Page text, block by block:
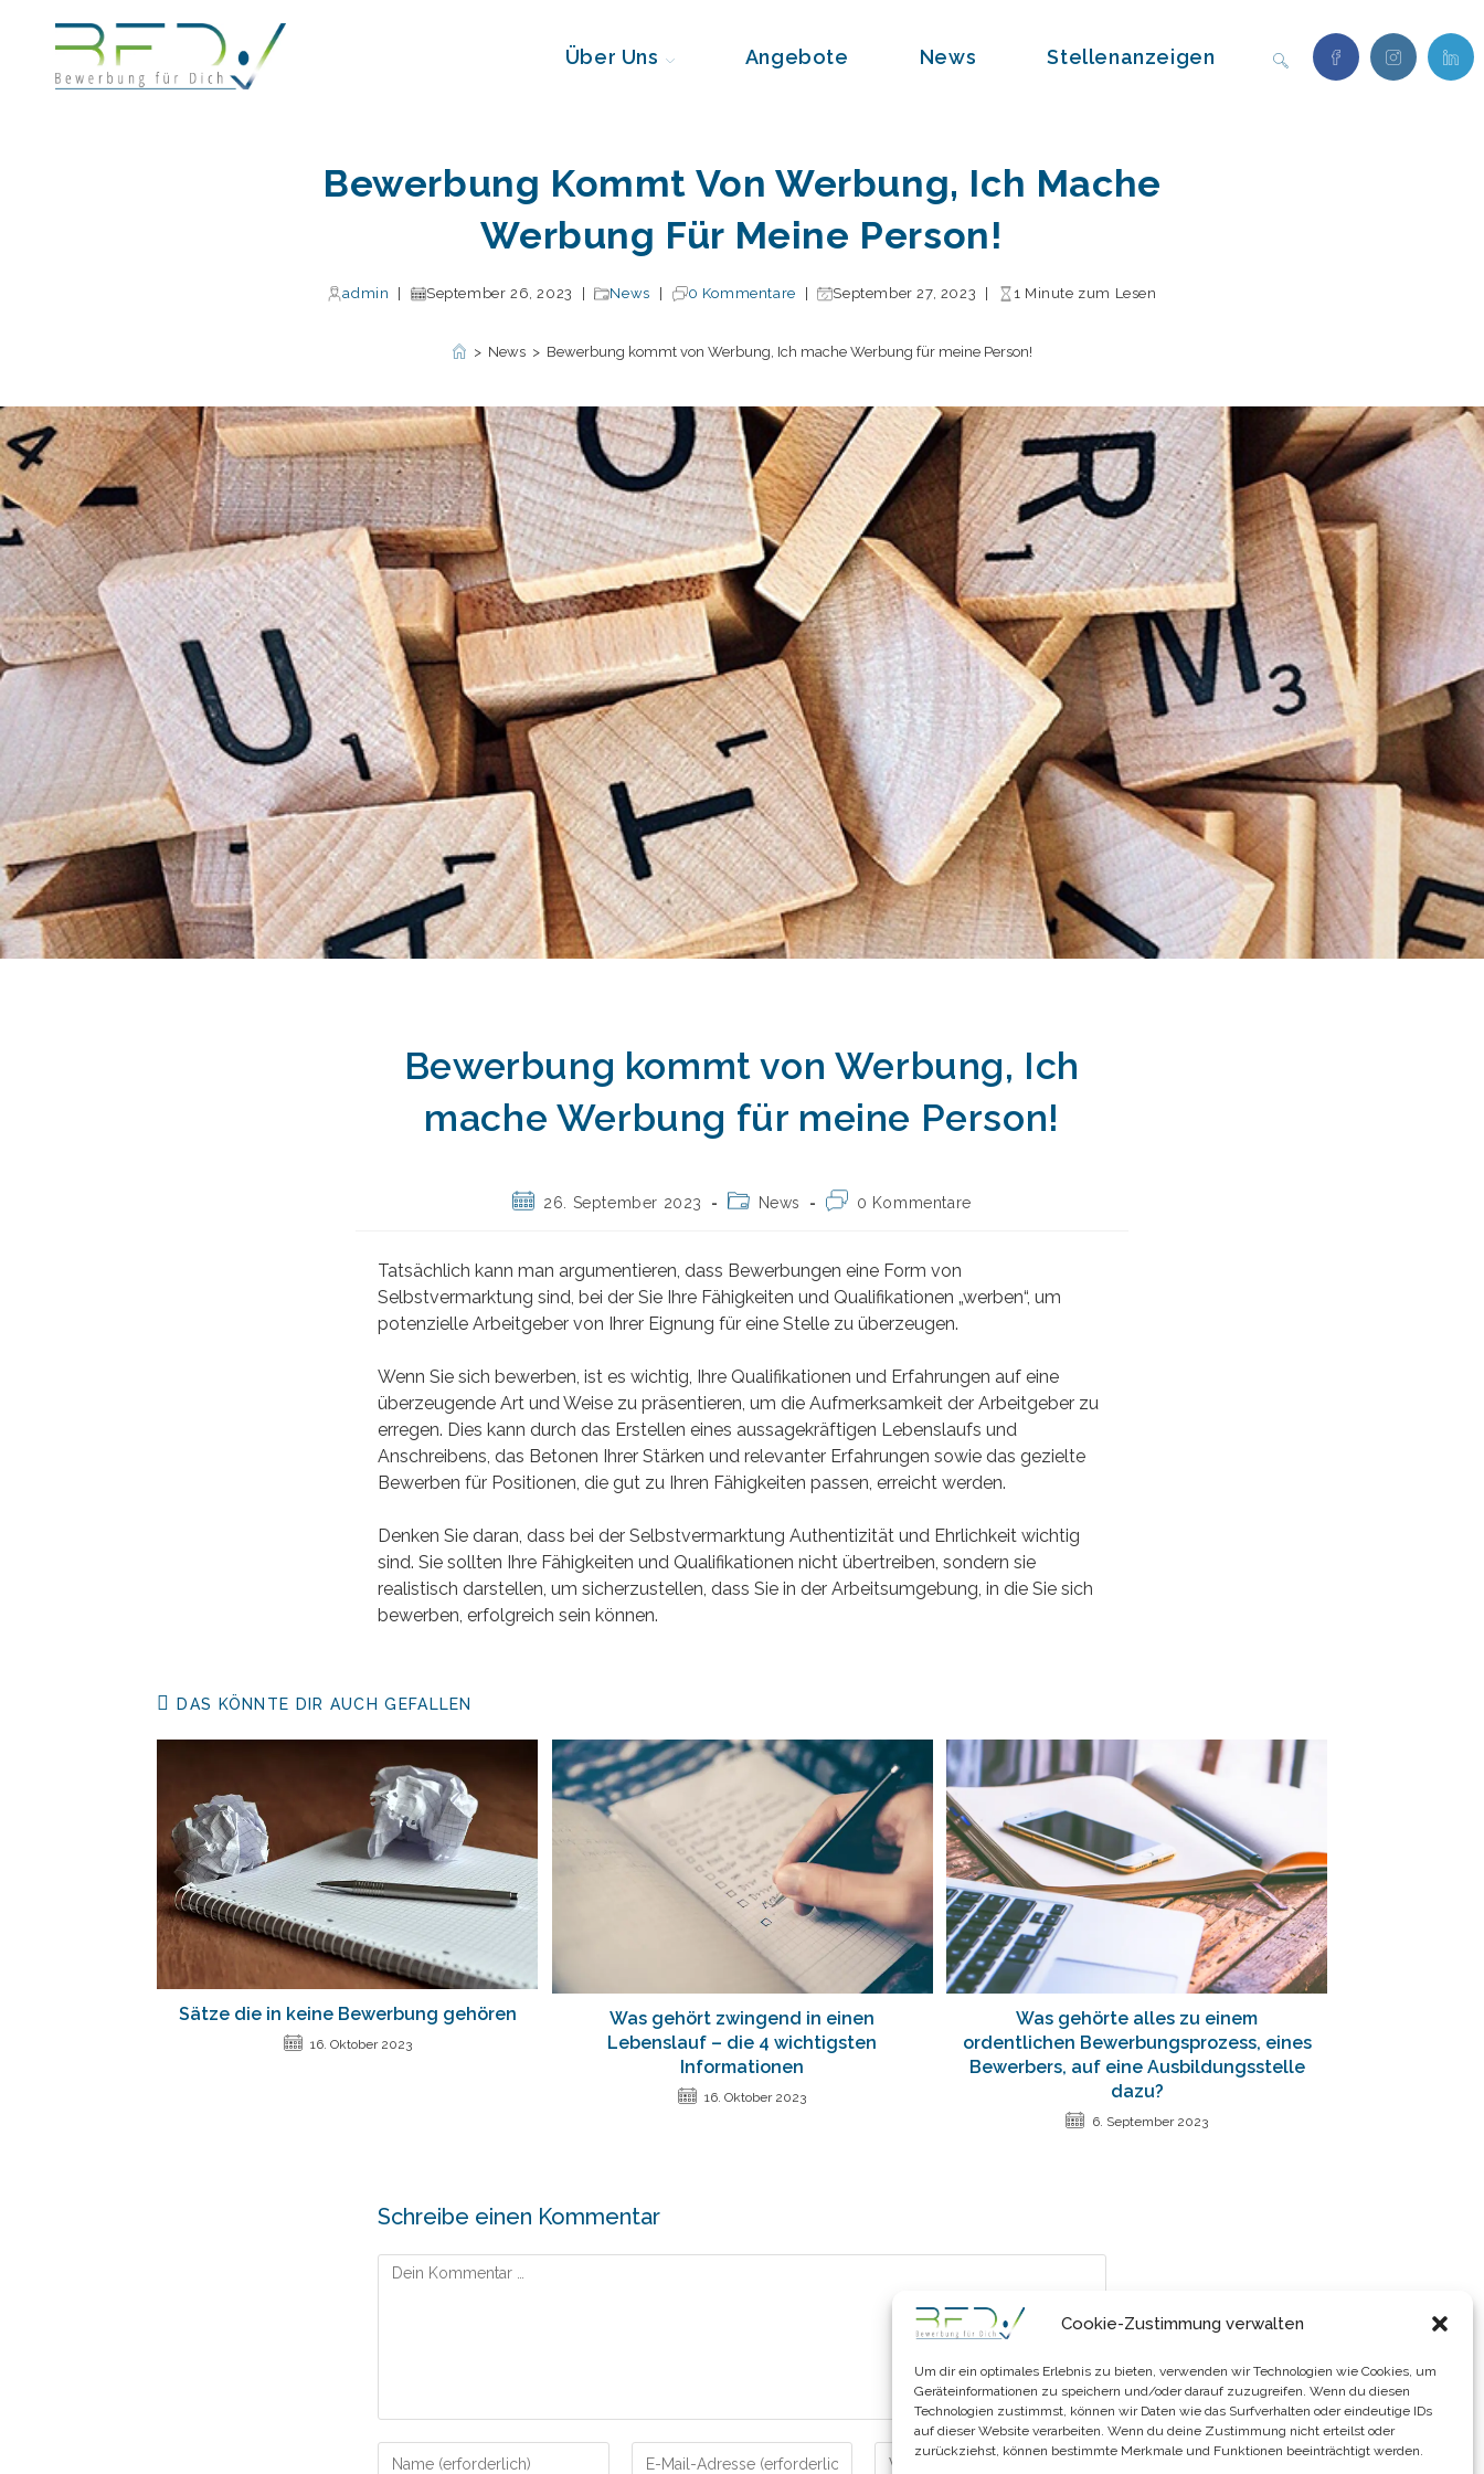
Cookie-Zustimmung verwalten
Um dir ein optimales Erlebnis zu bieten, verwenden wir Technologien wie Cookies, um
Geräteinformationen zu speichern und/oder darauf zuzugreifen. Wenn du diesen
Technologien zustimmst, können wir Daten wie das Surfverhalten oder eindeutige IDs
auf dieser Website verarbeiten. Wenn du deine Zustimmung nicht erteilst oder
zurückziehst, können bestimmte Merkmale und Funktionen beeinträchtigt werden.
Über Uns Angebote News Stellenanzeigen Website-
Bewerbung Kommt Von Werbung, Ich Mache
Werbung Für Meine Person!
admin September 26, 2023 News 0 Kommentare September 27, 2023 1 Minute zum Lesen
> News > Bewerbung kommt von Werbung, Ich mache Werbung für meine Person!
Bewerbung kommt von Werbung, Ich
mache Werbung für meine Person!
Beitrag26. September 2023
Beitrags-
News
Beitrags-
0 Kommentare
Tatsächlich kann man argumentieren, dass Bewerbungen eine Form von
Selbstvermarktung sind, bei der Sie Ihre Fähigkeiten und Qualifikationen „werben“, um
potenzielle Arbeitgeber von Ihrer Eignung für eine Stelle zu überzeugen.
Wenn Sie sich bewerben, ist es wichtig, Ihre Qualifikationen und Erfahrungen auf eine
überzeugende Art und Weise zu präsentieren, um die Aufmerksamkeit der Arbeitgeber zu
erregen. Dies kann durch das Erstellen eines aussagekräftigen Lebenslaufs und
Anschreibens, das Betonen Ihrer Stärken und relevanter Erfahrungen sowie das gezielte
Bewerben für Positionen, die gut zu Ihren Fähigkeiten passen, erreicht werden.
Denken Sie daran, dass bei der Selbstvermarktung Authentizität und Ehrlichkeit wichtig
sind. Sie sollten Ihre Fähigkeiten und Qualifikationen nicht übertreiben, sondern sie
realistisch darstellen, um sicherzustellen, dass Sie in der Arbeitsumgebung, in die Sie sich
bewerben, erfolgreich sein können.
DAS KÖNNTE DIR AUCH GEFALLEN
Sätze die in keine Bewerbung gehören
16. Oktober 2023
Was gehört zwingend in einen
Lebenslauf – die 4 wichtigsten
Informationen
16. Oktober 2023
Was gehörte alles zu einem
ordentlichen Bewerbungsprozess, eines
Bewerbers, auf eine Ausbildungsstelle
dazu?
6. September 2023
Schreibe einen Kommentar
Kommentar